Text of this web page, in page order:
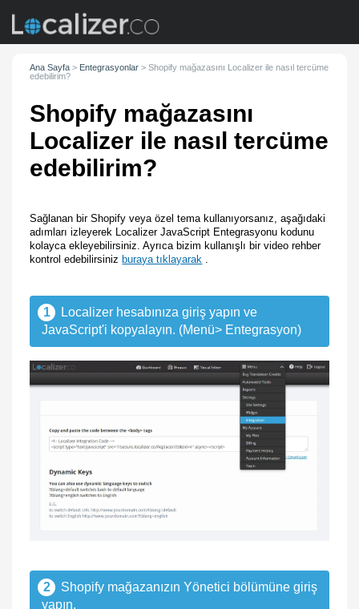
Ana Sayfa > Entegrasyonlar > Shopify mağazasını Localizer ile nasıl tercüme
edebilirim?
Shopify mağazasını
Localizer ile nasıl tercüme
edebilirim?
Sağlanan bir Shopify veya özel tema kullanıyorsanız, aşağıdaki
adımları izleyerek Localizer JavaScript Entegrasyonu kodunu
kolayca ekleyebilirsiniz. Ayrıca bizim kullanışlı bir video rehber
kontrol edebilirsiniz buraya tıklayarak .
1
Localizer hesabınıza giriş yapın ve
JavaScript'i kopyalayın. (Menü> Entegrasyon)
2
Shopify mağazanızın Yönetici bölümüne giriş
yapın.